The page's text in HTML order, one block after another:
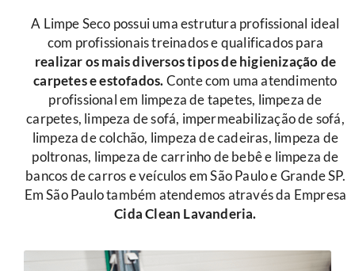
A Limpe Seco possui uma estrutura profissional ideal
com profissionais treinados e qualificados para
realizar os mais diversos tipos de higienização de
carpetes e estofados. Conte com uma atendimento
profissional em limpeza de tapetes, limpeza de
carpetes, limpeza de sofá, impermeabilização de sofá,
limpeza de colchão, limpeza de cadeiras, limpeza de
poltronas, limpeza de carrinho de bebê e limpeza de
bancos de carros e veículos em São Paulo e Grande SP.
Em São Paulo também atendemos através da Empresa
Cida Clean Lavanderia.